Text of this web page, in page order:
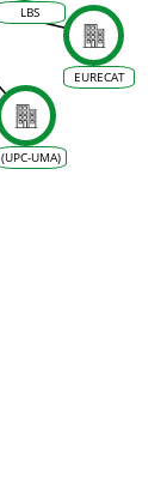
(UPC-UMA)
EURECAT
LBS